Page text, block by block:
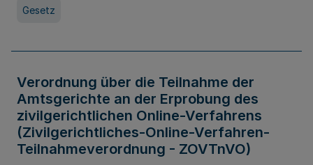
Gesetz
Verordnung über die Teilnahme der
Amtsgerichte an der Erprobung des
zivilgerichtlichen Online-Verfahrens
(Zivilgerichtliches-Online-Verfahren-
Teilnahmeverordnung - ZOVTnVO)